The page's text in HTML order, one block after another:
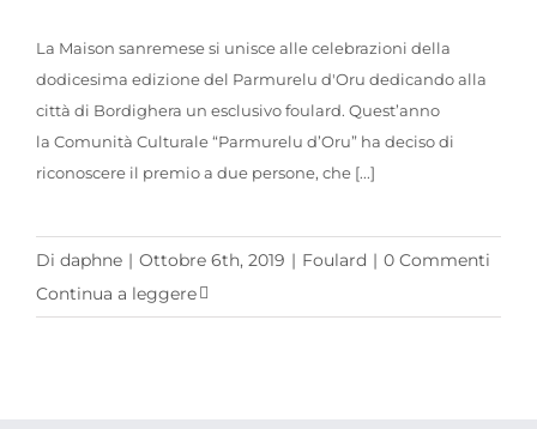
La Maison sanremese si unisce alle celebrazioni della
dodicesima edizione del Parmurelu d'Oru dedicando alla
città di Bordighera un esclusivo foulard. Quest’anno
la Comunità Culturale “Parmurelu d’Oru” ha deciso di
riconoscere il premio a due persone, che [...]
Di daphne | Ottobre 6th, 2019 | Foulard | 0 Commenti
Continua a leggere